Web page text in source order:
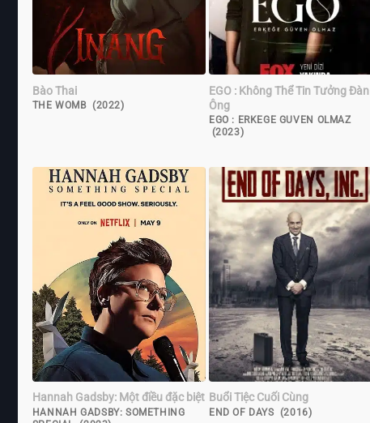
Bào Thai
THE WOMB (2022)
EGO : Không Thể Tin Tưởng Đàn
Ông
EGO : ERKEGE GUVEN OLMAZ
(2023)
Hannah Gadsby: Một điều đặc biệt
HANNAH GADSBY: SOMETHING
Buổi Tiệc Cuối Cùng
END OF DAYS (2016)